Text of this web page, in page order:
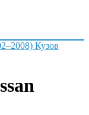
Кузов